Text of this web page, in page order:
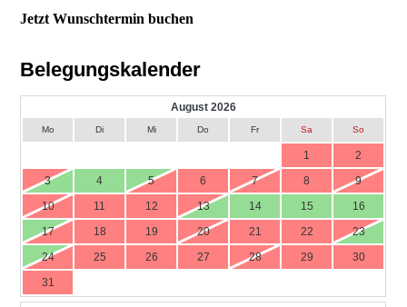
Jetzt Wunschtermin buchen